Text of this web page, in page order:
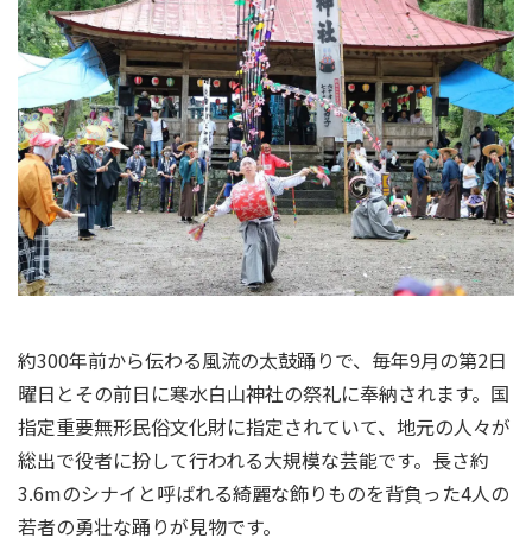
約300年前から伝わる風流の太鼓踊りで、毎年9月の第2日
曜日とその前日に寒水白山神社の祭礼に奉納されます。国
指定重要無形民俗文化財に指定されていて、地元の人々が
総出で役者に扮して行われる大規模な芸能です。長さ約
3.6mのシナイと呼ばれる綺麗な飾りものを背負った4人の
若者の勇壮な踊りが見物です。